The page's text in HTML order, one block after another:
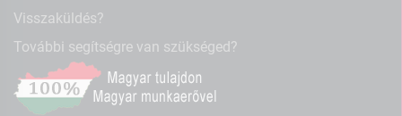
Visszaküldés?
További segítségre van szükséged?